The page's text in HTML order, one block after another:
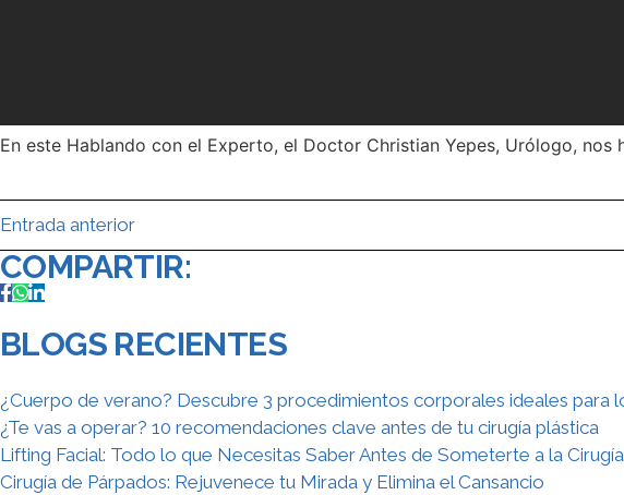
En este Hablando con el Experto, el Doctor Christian Yepes, Urólogo,
Entrada anterior
COMPARTIR:
BLOGS RECIENTES
¿Cuerpo de verano? Descubre 3 procedimientos corporales ideales para
¿Te vas a operar? 10 recomendaciones clave antes de tu cirugía plástica
Lifting Facial: Todo lo que Necesitas Saber Antes de Someterte a la Cirugía
Cirugía de Párpados: Rejuvenece tu Mirada y Elimina el Cansancio